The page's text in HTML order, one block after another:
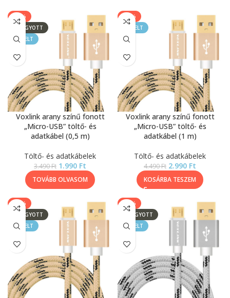
-43%
ELFOGYOTT
KIEMELT
Voxlink arany színű fonott
„Micro-USB” töltő- és
adatkábel (0,5 m)
Töltő- és adatkábelek
3.490Ft 1.990 Ft
TOVÁBB OLVASOM
-33%
KIEMELT
Voxlink arany színű fonott
„Micro-USB” töltő- és
adatkábel (1 m)
Töltő- és adatkábelek
4.490Ft 2.990 Ft
KOSÁRBA TESZEM
-27%
ELFOGYOTT
KIEMELT
-43%
ELFOGYOTT
KIEMELT